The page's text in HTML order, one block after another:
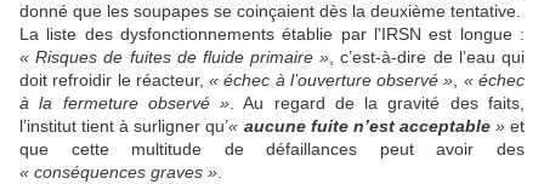
donné que les soupapes se coinçaient dès la deuxième tentative.
La liste des dysfonctionnements établie par l'IRSN est longue :
« Risques de fuites de fluide primaire » , c’est-à-dire de l’eau qui
doit refroidir le réacteur,« échec à l’ouverture observé » « échec
à la fermeture observé » . Au regard de la gravité des faits,
l’institut tient à surligner qu’« aucune fuite n’est acceptable »et
que cette multitude de défaillances peut avoir des
« conséquences graves »